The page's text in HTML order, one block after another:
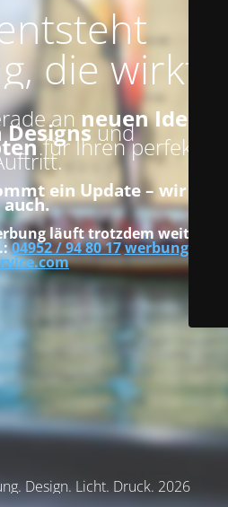
die wirkt
an neuen Ideen
und
für Ihren perfekten
ein Update – wir bald
auch.
läuft trotzdem weiter.
04952 / 94 80 17werbung@bk-
Design. Licht. Druck. 2026